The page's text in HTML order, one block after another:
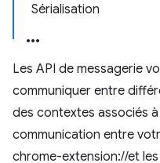
Sérialisation
Les API de messagerie
communiquer entre
des contextes associés
communication entre
chrome-extension://et